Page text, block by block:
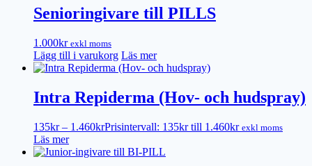
Senioringivare till PILLS
1.000kr exkl moms
Lägg till i varukorg Läs mer
Intra Repiderma (Hov- och hudspray)
135kr – 1.460krPrisintervall: 135kr till 1.460kr exkl moms
Läs mer